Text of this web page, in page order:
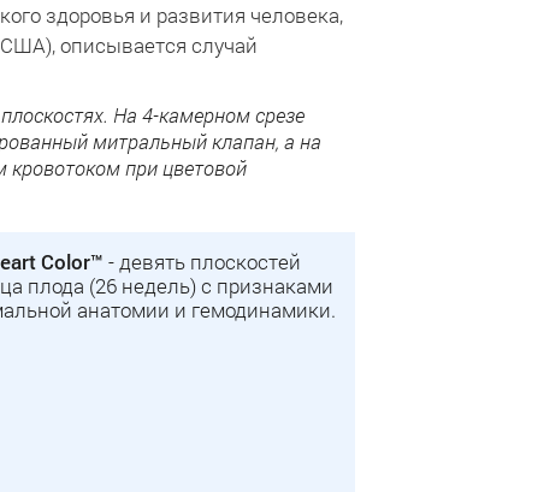
здоровья и развития человека,
описывается случай
На 4-камерном срезе
митральный клапан, а на
кровотоком при цветовой
Color™ - девять плоскостей
плода (26 недель) с признаками
анатомии и гемодинамики.